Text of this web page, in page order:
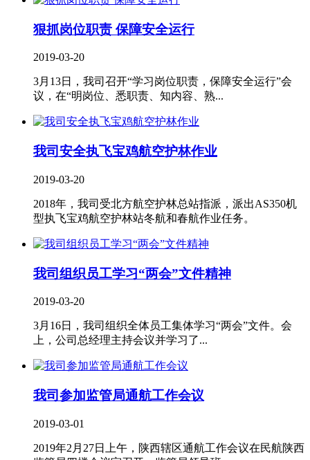
狠抓岗位职责 保障安全运行
2019-03-20
3月13日，我司召开“学习岗位职责，保障安全运行”会
议，在“明岗位、悉职责、知内容、熟...
我司安全执飞宝鸡航空护林作业
2019-03-20
2018年，我司受北方航空护林总站指派，派出AS350机
型执飞宝鸡航空护林站冬航和春航作业任务。
我司组织员工学习“两会”文件精神
2019-03-20
3月16日，我司组织全体员工集体学习“两会”文件。会
上，公司总经理主持会议并学习了...
我司参加监管局通航工作会议
2019-03-01
2019年2月27日上午，陕西辖区通航工作会议在民航陕西